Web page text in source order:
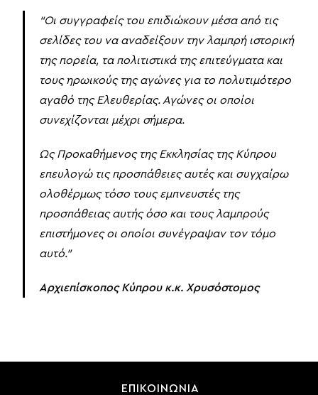
“Οι συγγραφείς του επιδιώκουν μέσα από τις
σελίδες του να αναδείξουν την λαμπρή ιστορική
της πορεία, τα πολιτιστικά της επιτεύγματα και
τους ηρωικούς της αγώνες για το πολυτιμότερο
αγαθό της Ελευθερίας. Αγώνες οι οποίοι
συνεχίζονται μέχρι σήμερα.
Ως Προκαθήμενος της Εκκλησίας της Κύπρου
επευλογώ τις προσπάθειες αυτές και συγχαίρω
ολοθέρμως τόσο τους εμπνευστές της
προσπάθειας αυτής όσο και τους λαμπρούς
επιστήμονες οι οποίοι συνέγραψαν τον τόμο
αυτό.”
Αρχιεπίσκοπος Κύπρου κ.κ. Χρυσόστομος
ΕΠΙΚΟΙΝΩΝΙΑ